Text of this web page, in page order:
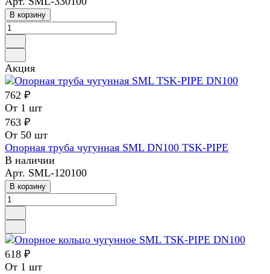
В корзину
Акция
762 ₽
От 1 шт
763 ₽
От 50 шт
Опорная труба чугунная SML DN100 TSK-PIPE
В наличии
Арт. SML-120100
В корзину
618 ₽
От 1 шт